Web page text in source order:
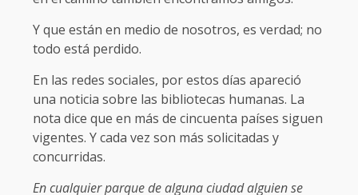
Y que están en medio de nosotros, es verdad; no
todo está perdido.
En las redes sociales, por estos días apareció
una noticia sobre las bibliotecas humanas. La
nota dice que en más de cincuenta países siguen
vigentes. Y cada vez son más solicitadas y
concurridas.
En cualquier parque de alguna ciudad alguien se